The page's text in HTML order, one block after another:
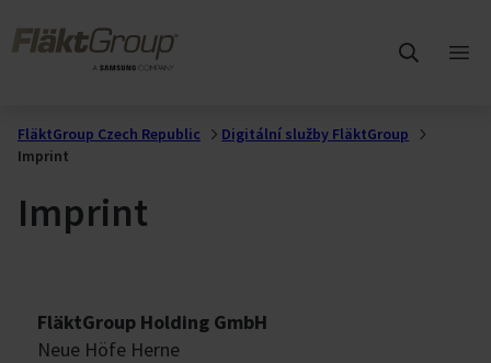
FläktGroup Czech Republic
Digitální služby FläktGroup
Imprint
Imprint
FläktGroup Holding GmbH
Neue Höfe Herne